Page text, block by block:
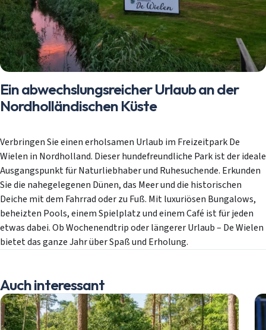
Ein abwechslungsreicher Urlaub an der
Nordholländischen Küste
Verbringen Sie einen erholsamen Urlaub im Freizeitpark De
Wielen in Nordholland. Dieser hundefreundliche Park ist der ideale
Ausgangspunkt für Naturliebhaber und Ruhesuchende. Erkunden
Sie die nahegelegenen Dünen, das Meer und die historischen
Deiche mit dem Fahrrad oder zu Fuß. Mit luxuriösen Bungalows,
beheizten Pools, einem Spielplatz und einem Café ist für jeden
etwas dabei. Ob Wochenendtrip oder längerer Urlaub – De Wielen
bietet das ganze Jahr über Spaß und Erholung.
Auch interessant